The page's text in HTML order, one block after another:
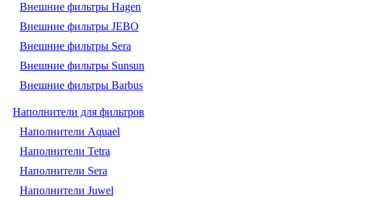
Внешние фильтры Hagen
Внешние фильтры JEBO
Внешние фильтры Sera
Внешние фильтры Sunsun
Внешние фильтры Barbus
Наполнители для фильтров
Наполнители Aquael
Наполнители Tetra
Наполнители Sera
Наполнители Juwel